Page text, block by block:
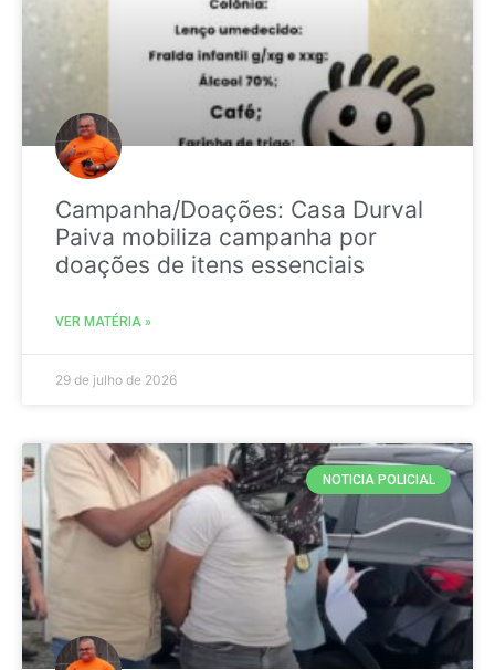
Campanha/Doações: Casa Durval
Paiva mobiliza campanha por
doações de itens essenciais
VER MATÉRIA »
29 de julho de 2026
NOTICIA POLICIAL